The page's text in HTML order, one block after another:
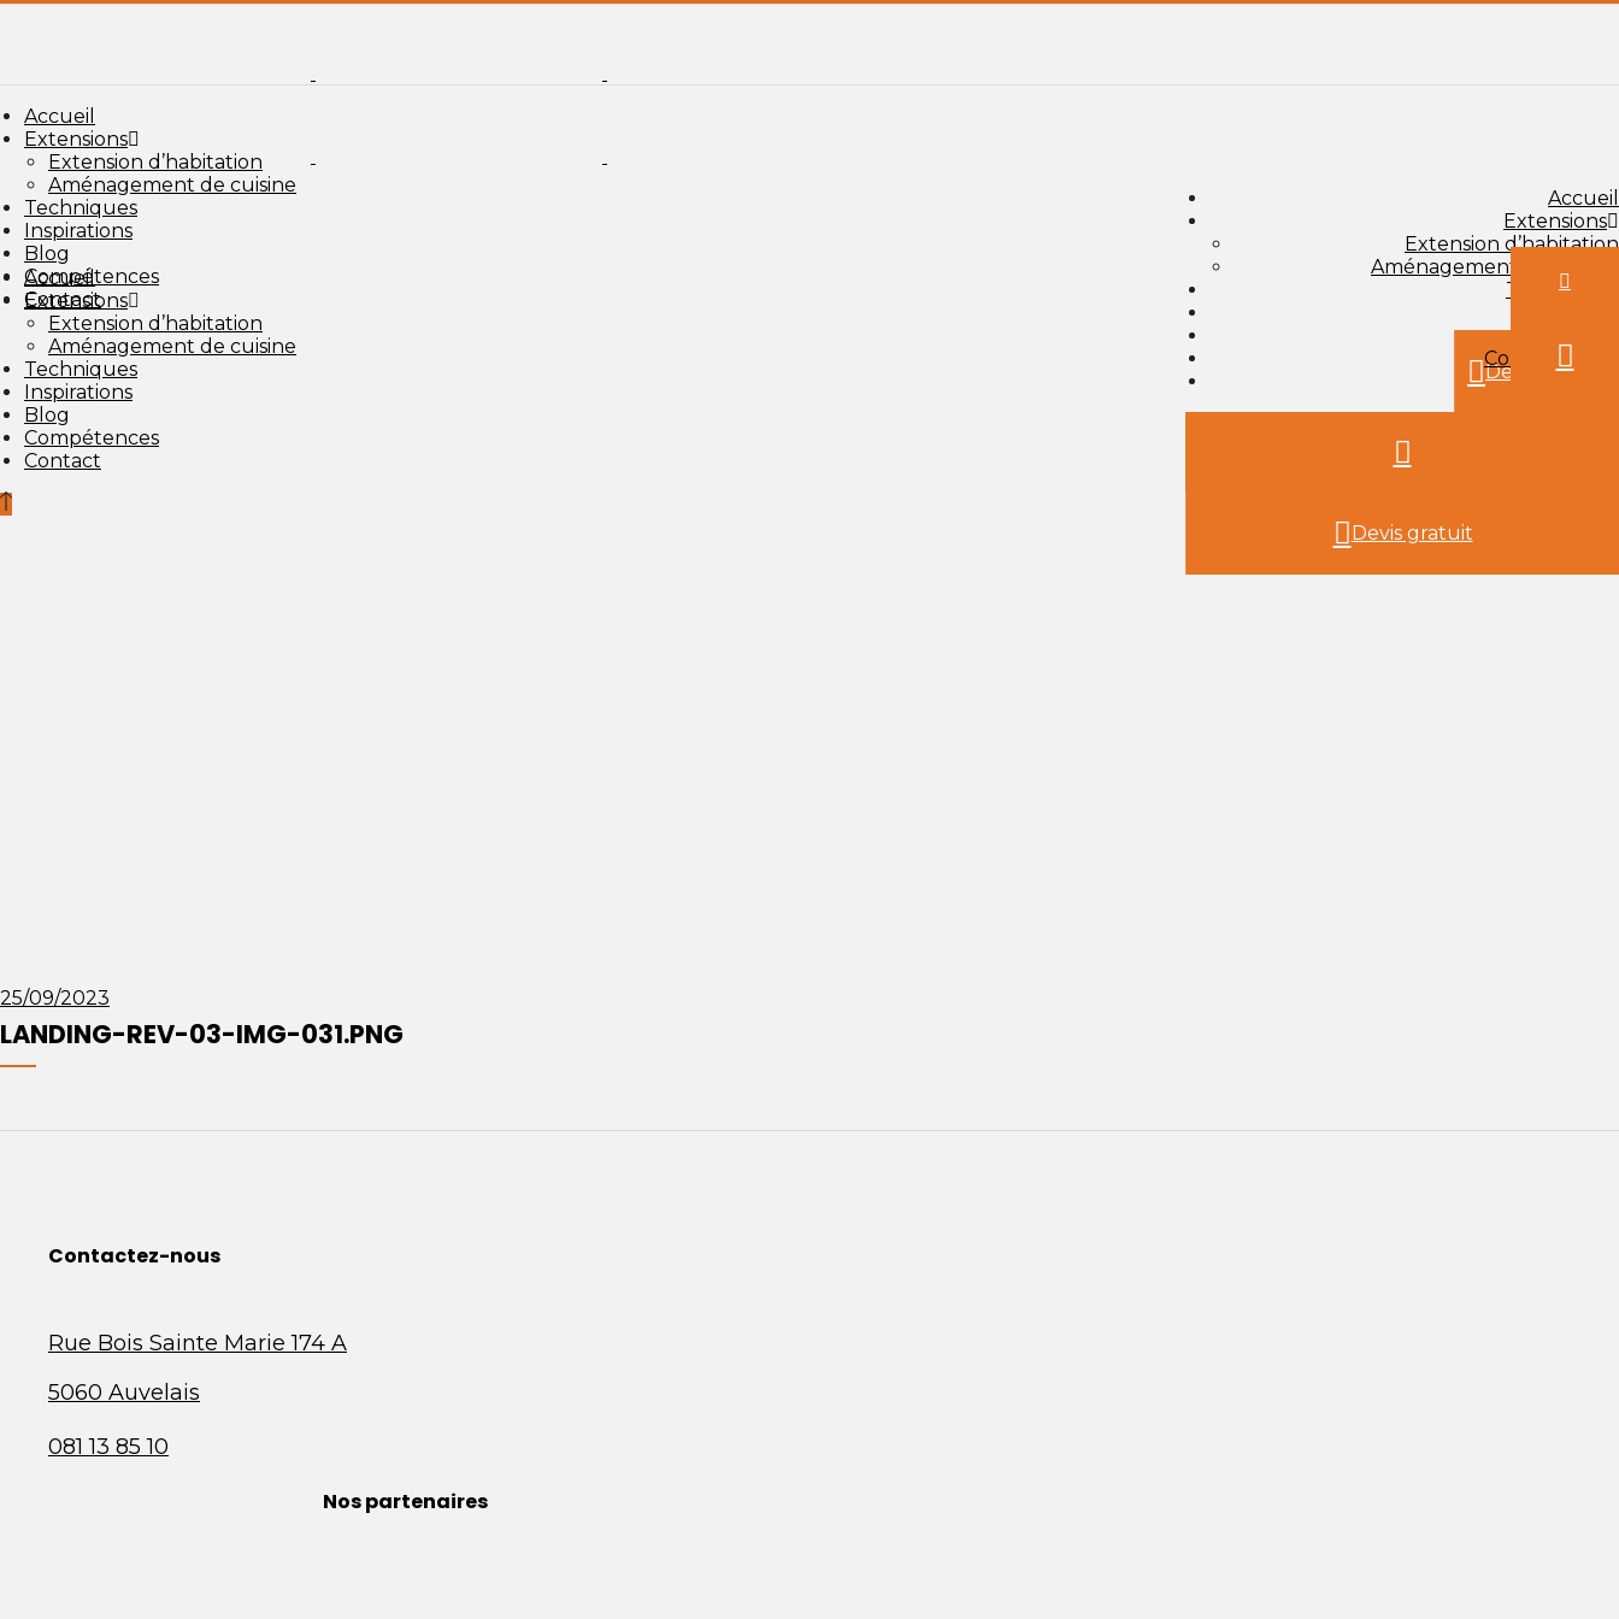
Accueil
Extensions
Extension d’habitation
Aménagement de cuisine
Techniques
Inspirations
Blog
Compétences
Contact
Devis gratuit
Accueil
Extensions
Extension d’habitation
Aménagement de cuisine
Techniques
Compétences
Devis gratuit
Accueil
Extensions
Extension d’habitation
Aménagement de cuisine
Techniques
Inspirations
Blog
Compétences
Contact
25/09/2023
LANDING-REV-03-IMG-031.PNG
Contactez-nous
Rue Bois Sainte Marie 174 A
5060 Auvelais
081 13 85 10
Nos partenaires